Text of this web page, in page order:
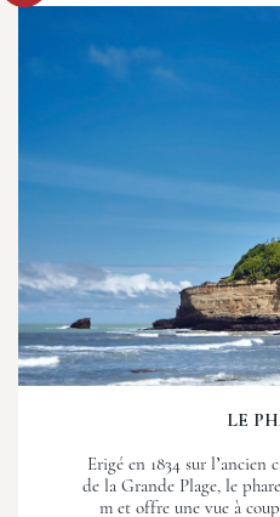
LE
Erigé en 1834 sur
de la Grande Plage, le
m et offre une vue à